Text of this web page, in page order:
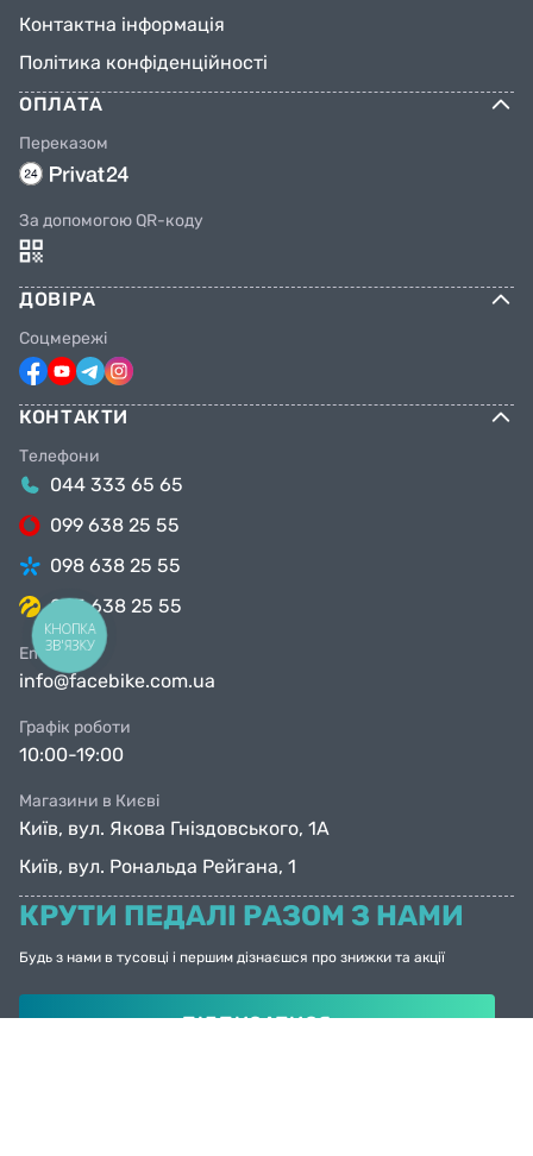
Контактна інформація
Політика конфіденційності
ОПЛАТА
Переказом
За допомогою QR-коду
ДОВІРА
Соцмережі
КОНТАКТИ
Телефони
044 333 65 65
099 638 25 55
098 638 25 55
063 638 25 55
Email
info@facebike.com.ua
Графік роботи
10:00-19:00
Магазини в Києві
Київ, вул. Якова Гніздовського, 1А
Київ, вул. Рональда Рейгана, 1
КРУТИ ПЕДАЛІ РАЗОМ З НАМИ
Будь з нами в тусовці і першим дізнаєшся про знижки та акції
ПІДПИСАТИСЯ
КНОПКА
ЗВ'ЯЗКУ